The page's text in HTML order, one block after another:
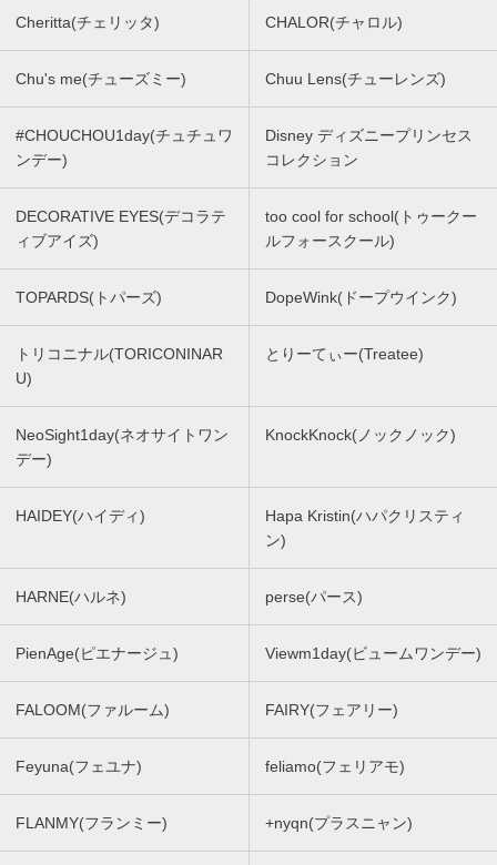
Cheritta(チェリッタ) CHALOR(チャロル)
Chu's me(チューズミー) Chuu Lens(チューレンズ)
#CHOUCHOU1day(チュチュワ
ンデー)
Disney ディズニープリンセス
コレクション
DECORATIVE EYES(デコラテ
ィブアイズ)
too cool for school(トゥークー
ルフォースクール)
TOPARDS(トパーズ) DopeWink(ドープウインク)
トリコニナル(TORICONINAR
U)
とりーてぃー(Treatee)
NeoSight1day(ネオサイトワン
デー)
KnockKnock(ノックノック)
HAIDEY(ハイディ)
Hapa Kristin(ハパクリスティ
ン)
HARNE(ハルネ) perse(パース)
PienAge(ピエナージュ) Viewm1day(ビュームワンデー)
FALOOM(ファルーム) FAIRY(フェアリー)
Feyuna(フェユナ) feliamo(フェリアモ)
FLANMY(フランミー) +nyqn(プラスニャン)